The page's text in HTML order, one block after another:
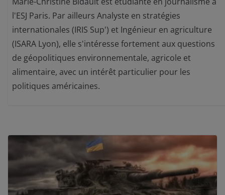
l'ESJ Paris. Par ailleurs Analyste en stratégies
internationales (IRIS Sup') et Ingénieur en agriculture
(ISARA Lyon), elle s'intéresse fortement aux questions
de géopolitiques environnementale, agricole et
alimentaire, avec un intérêt particulier pour les
politiques américaines.